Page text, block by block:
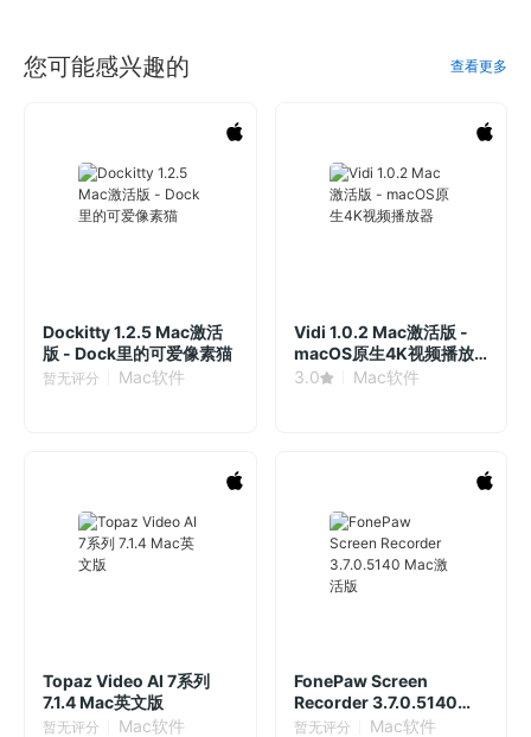
您可能感兴趣的 查看更多
Dockitty 1.2.5 Mac激活
版 - Dock里的可爱像素猫
暂无评分 Mac软件
Vidi 1.0.2 Mac激活版 -
macOS原生4K视频播放
器
3.0 Mac软件
Topaz Video AI 7系列
7.1.4 Mac英文版
暂无评分 Mac软件
FonePaw Screen
Recorder 3.7.0.5140
Mac激活版
暂无评分 Mac软件